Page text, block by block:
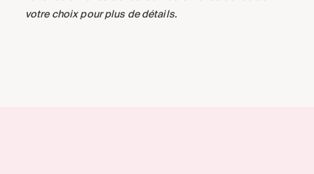
votre choix pour plus de détails.